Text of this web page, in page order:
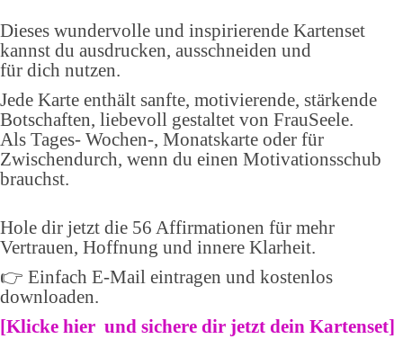
Dieses wundervolle und inspirierende Kartenset
kannst du ausdrucken, ausschneiden und
für dich nutzen.
Jede Karte enthält sanfte, motivierende, stärkende
Botschaften, liebevoll gestaltet von FrauSeele.
Als Tages- Wochen-, Monatskarte oder für
Zwischendurch, wenn du einen Motivationsschub
brauchst.
Hole dir jetzt die 56 Affirmationen für mehr
Vertrauen, Hoffnung und innere Klarheit.
👉 Einfach E-Mail eintragen und kostenlos
downloaden.
[Klicke hier und sichere dir jetzt dein Kartenset]